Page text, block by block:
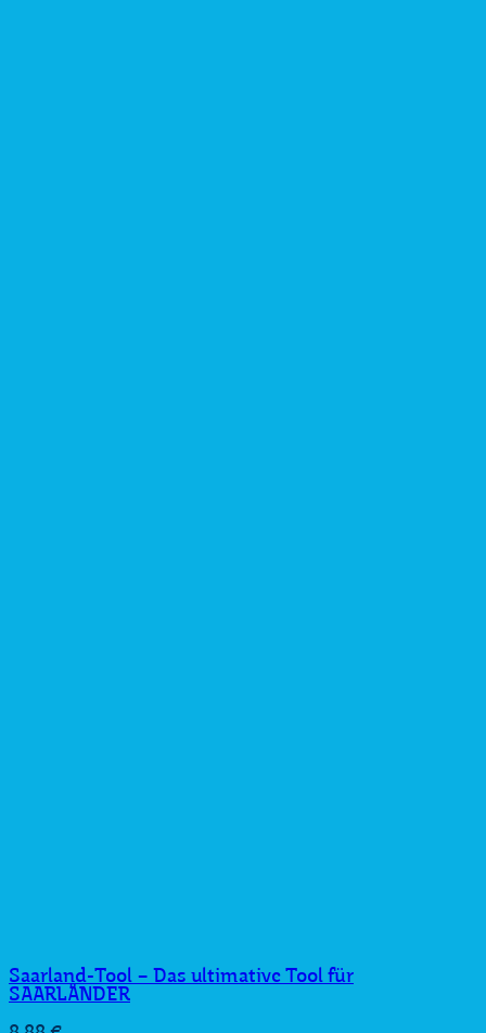
Saarland-Tool – Das ultimative Tool für
SAARLÄNDER